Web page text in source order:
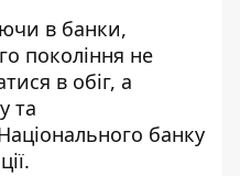
в банки,
покоління не
в обіг, а
та
банку